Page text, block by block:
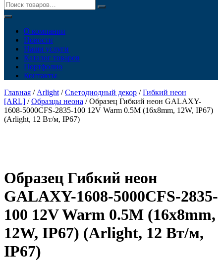
О компании
Новости
Наши услуги
Каталог товаров
Портфолио
Контакты
Главная / Arlight /Светодиодный декор /Гибкий неон
[ARL] /Образцы неона / Образец Гибкий неон GALAXY-
1608-5000CFS-2835-100 12V Warm 0.5M (16x8mm, 12W, IP67)
(Arlight, 12 Вт/м, IP67)
Образец Гибкий неон
GALAXY-1608-5000CFS-2835-
100 12V Warm 0.5M (16x8mm,
12W, IP67) (Arlight, 12 Вт/м,
IP67)